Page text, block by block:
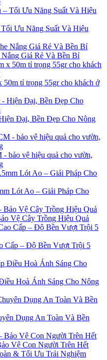
Ưu Năng Suất Và Hiệu
Giá Rẻ Và Bền Bỉ
tỉ trọng 55gr cho khách ở
Đại, Bền Đẹp Cho Nông
bảo vệ hiệu quả cho vườn,
Lót Ao – Giải Pháp Cho
Vệ Cây Trồng Hiệu Quả
Cấp – Độ Bền Vượt Trội 5
Hoà Ánh Sáng Cho Nông
Dụng An Toàn Và Bền
Vệ Con Người Trên Hết